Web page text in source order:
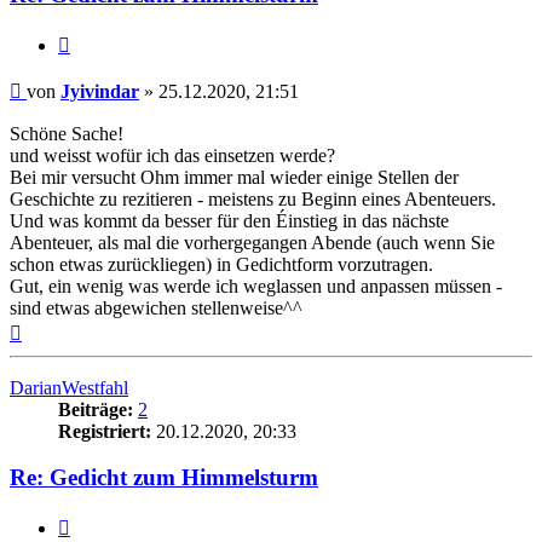
Beitrag
von Jyivindar » 25.12.2020, 21:51
Schöne Sache!
und weisst wofür ich das einsetzen werde?
Bei mir versucht Ohm immer mal wieder einige Stellen der
Geschichte zu rezitieren - meistens zu Beginn eines Abenteuers.
Und was kommt da besser für den Éinstieg in das nächste
Abenteuer, als mal die vorhergegangen Abende (auch wenn Sie
schon etwas zurückliegen) in Gedichtform vorzutragen.
Gut, ein wenig was werde ich weglassen und anpassen müssen -
sind etwas abgewichen stellenweise^^
DarianWestfahl
Beiträge: 2
Registriert: 20.12.2020, 20:33
Re: Gedicht zum Himmelsturm